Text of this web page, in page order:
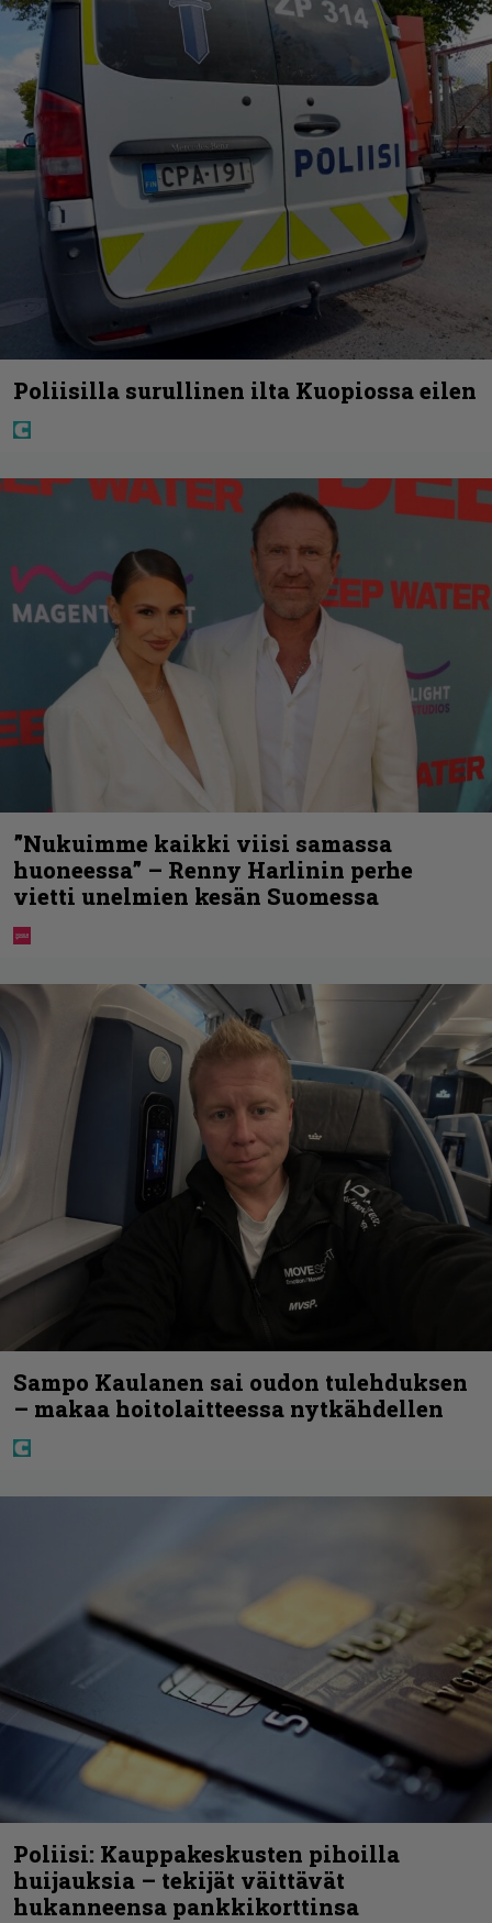
Poliisilla surullinen ilta Kuopiossa eilen
”Nukuimme kaikki viisi samassa
huoneessa” – Renny Harlinin perhe
vietti unelmien kesän Suomessa
Sampo Kaulanen sai oudon tulehduksen
– makaa hoitolaitteessa nytkähdellen
Poliisi: Kauppakeskusten pihoilla
huijauksia – tekijät väittävät
hukanneensa pankkikorttinsa